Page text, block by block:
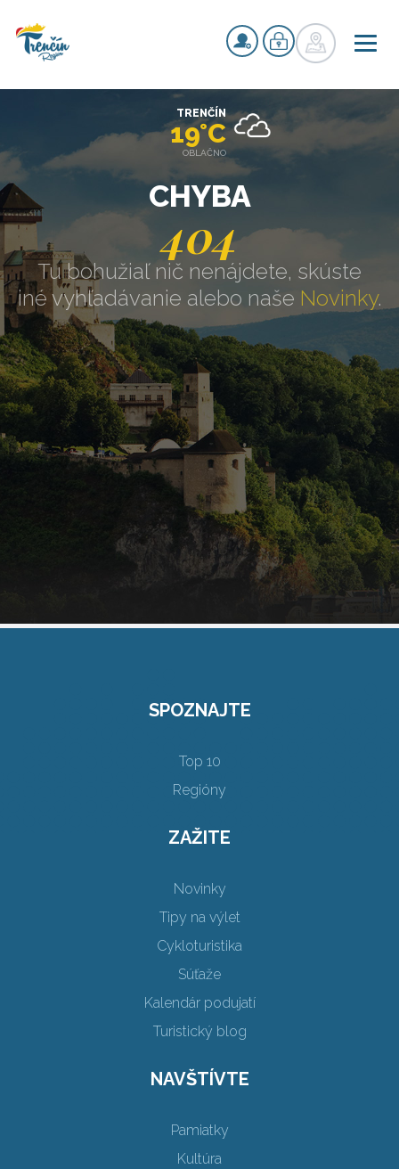
CHYBA
404
Tu bohužiaľ nič nenájdete, skúste
iné vyhľadávanie alebo naše Novinky.
TRENČÍN
19°C
OBLAČNO
SPOZNAJTE
Top 10
Regióny
ZAŽITE
Novinky
Tipy na výlet
Cykloturistika
Súťaže
Kalendár podujatí
Turistický blog
NAVŠTÍVTE
Pamiatky
Kultúra